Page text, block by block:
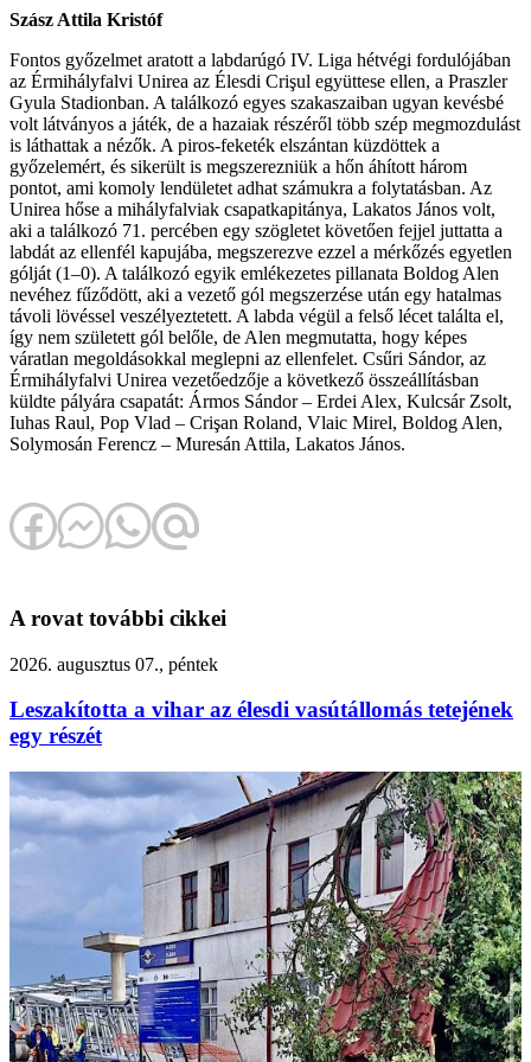
Szász Attila Kristóf
Fontos győzelmet aratott a labdarúgó IV. Liga hétvégi fordulójában
az Érmihályfalvi Unirea az Élesdi Crişul együttese ellen, a Praszler
Gyula Stadionban. A találkozó egyes szakaszaiban ugyan kevésbé
volt látványos a játék, de a hazaiak részéről több szép megmozdulást
is láthattak a nézők. A piros-feketék elszántan küzdöttek a
győzelemért, és sikerült is megszerezniük a hőn áhított három
pontot, ami komoly lendületet adhat számukra a folytatásban. Az
Unirea hőse a mihályfalviak csapatkapitánya, Lakatos János volt,
aki a találkozó 71. percében egy szögletet követően fejjel juttatta a
labdát az ellenfél kapujába, megszerezve ezzel a mérkőzés egyetlen
gólját (1–0). A találkozó egyik emlékezetes pillanata Boldog Alen
nevéhez fűződött, aki a vezető gól megszerzése után egy hatalmas
távoli lövéssel veszélyeztetett. A labda végül a felső lécet találta el,
így nem született gól belőle, de Alen megmutatta, hogy képes
váratlan megoldásokkal meglepni az ellenfelet. Csűri Sándor, az
Érmihályfalvi Unirea vezetőedzője a következő összeállításban
küldte pályára csapatát: Ármos Sándor – Erdei Alex, Kulcsár Zsolt,
Iuhas Raul, Pop Vlad – Crişan Roland, Vlaic Mirel, Boldog Alen,
Solymosán Ferencz – Muresán Attila, Lakatos János.
A rovat további cikkei
2026. augusztus 07., péntek
Leszakította a vihar az élesdi vasútállomás tetejének
egy részét